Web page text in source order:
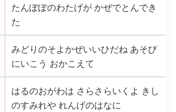
たんぽぽのわたげが かぜでとんでき
た
みどりのそよかぜいいひだね あそび
にいこう おかこえて
はるのおがわは さらさらいくよ きし
のすみれや れんげのはなに